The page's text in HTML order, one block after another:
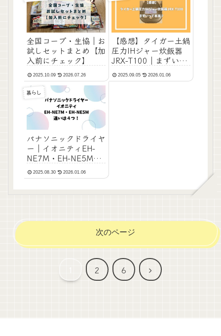
全国コープ・生協｜お
試しセットまとめ【加
入前にチェック】
2025.10.09 2026.07.26
【感想】タイガー土鍋
圧力IHジャー炊飯器
JRX-T100｜まずいっ
て本当？
2025.09.05 2026.01.06
暮らし
パナソニックドライヤ
ー｜イオニティEH-
NE7M・EH-NE5Mの
違いは４つ！
2025.08.30 2026.01.06
次のページ
2 6
次